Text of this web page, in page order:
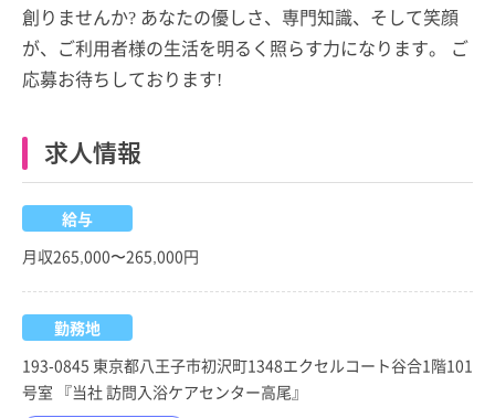
創りませんか? あなたの優しさ、専門知識、そして笑顔
が、ご利用者様の生活を明るく照らす力になります。 ご
応募お待ちしております!
求人情報
給与
月収265,000〜265,000円
勤務地
193-0845 東京都八王子市初沢町1348エクセルコート谷合1階101
号室 『当社 訪問入浴ケアセンター高尾』